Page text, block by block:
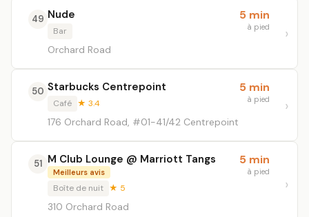
49 Nude
Bar
Orchard Road
5 min
à pied
50 Starbucks Centrepoint
Café ★ 3.4
176 Orchard Road, #01-41/42 Centrepoint
5 min
à pied
51 M Club Lounge @ Marriott Tangs
Meilleurs avis
Boîte de nuit ★ 5
310 Orchard Road
5 min
à pied